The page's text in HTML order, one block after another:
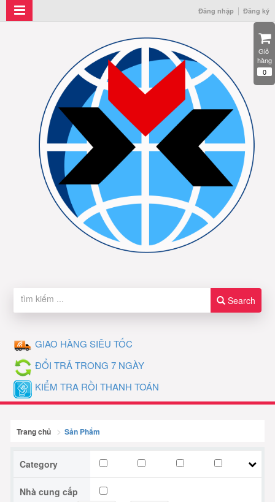
Đăng nhập Đăng ký
Search
GIAO HÀNG SIÊU TỐC
ĐỔI TRẢ TRONG 7 NGÀY
KIỂM TRA RỒI THANH TOÁN
Trang chủ Sản Phẩm
Category Thiết bị y tế Cây cảnh Khu vui chơi
Nhà cung cấp
Giỏ
hàng
0